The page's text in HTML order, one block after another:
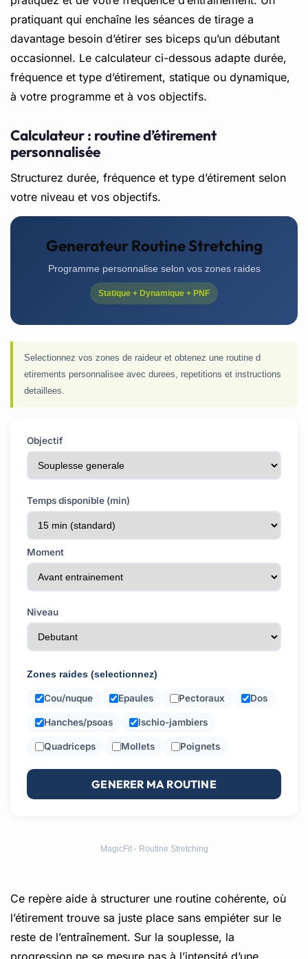
pratiquant qui enchaîne les séances de tirage a
davantage besoin d’étirer ses biceps qu’un débutant
occasionnel. Le calculateur ci-dessous adapte durée,
fréquence et type d’étirement, statique ou dynamique,
à votre programme et à vos objectifs.
Calculateur : routine d’étirement
personnalisée
Structurez durée, fréquence et type d’étirement selon
votre niveau et vos objectifs.
Generateur Routine Stretching
Programme personnalise selon vos zones raides
Statique + Dynamique + PNF
Selectionnez vos zones de raideur et obtenez une routine d
etirements personnalisee avec durees, repetitions et instructions
detaillees.
Objectif
Temps disponible (min)
Moment
Niveau
Zones raides (selectionnez)
Cou/nuque Epaules Pectoraux Dos
Hanches/psoas Ischio-jambiers
Quadriceps Mollets Poignets
GENERER MA ROUTINE
MagicFit - Routine Stretching
Ce repère aide à structurer une routine cohérente, où
l’étirement trouve sa juste place sans empiéter sur le
reste de l’entraînement. Sur la souplesse, la
progression ne se mesure pas à l’intensité d’une